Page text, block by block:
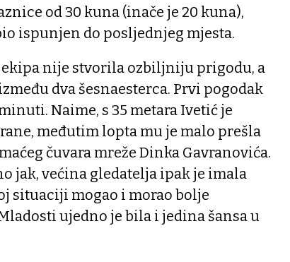
od 30 kuna (inače je 20 kuna),
ispunjen do posljednjeg mjesta.
nije stvorila ozbiljniju prigodu, a
dva šesnaesterca. Prvi pogodak
Naime, s 35 metara Ivetić je
međutim lopta mu je malo prešla
čuvara mreže Dinka Gavranovića.
jak, većina gledatelja ipak je imala
situaciji mogao i morao bolje
ujedno je bila i jedina šansa u